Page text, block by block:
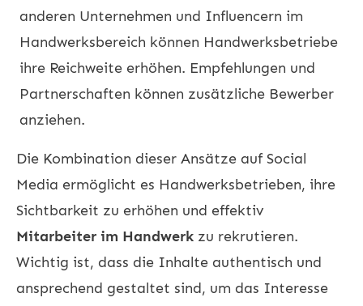
anderen Unternehmen und Influencern im
Handwerksbereich können Handwerksbetriebe
ihre Reichweite erhöhen. Empfehlungen und
Partnerschaften können zusätzliche Bewerber
anziehen.
Die Kombination dieser Ansätze auf Social
Media ermöglicht es Handwerksbetrieben, ihre
Sichtbarkeit zu erhöhen und effektiv
Mitarbeiter im Handwerk zu rekrutieren.
Wichtig ist, dass die Inhalte authentisch und
ansprechend gestaltet sind, um das Interesse